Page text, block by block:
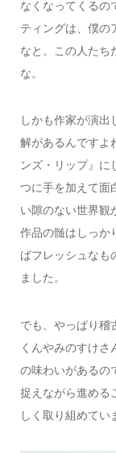
なくなってくるの
ティングは、僕の
なと。この人たち
な。
しかも作家が演
解があるんですよ
ンズ・リップ』に
つに手を加えて面
い隙のない世界観
作品の髄はしっか
ばフレッシュなも
ました。
でも、やっぱり稽
くんやみのすけさ
の味わいがあるの
捉えながら進める
しく取り組めてい